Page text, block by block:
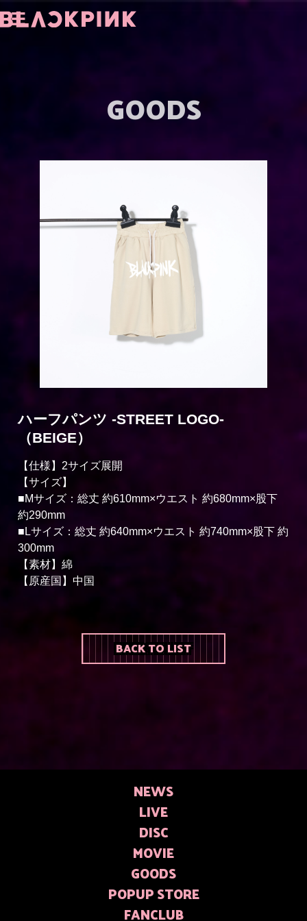
GOODS
ハーフパンツ -STREET LOGO-
（BEIGE）
【仕様】2サイズ展開
【サイズ】
■Mサイズ：総丈 約610mm×ウエスト 約680mm×股下
約290mm
■Lサイズ：総丈 約640mm×ウエスト 約740mm×股下 約
300mm
【素材】綿
【原産国】中国
BACK TO LIST
NEWS
LIVE
DISC
MOVIE
GOODS
POPUP STORE
FANCLUB